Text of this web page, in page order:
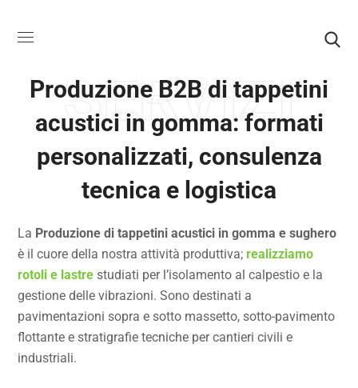
Produzione B2B di tappetini
acustici in gomma: formati
personalizzati, consulenza
tecnica e logistica
SERVIZI
La Produzione di tappetini acustici in gomma e sughero
è il cuore della nostra attività produttiva;realizziamo
rotoli e lastre studiati per l’isolamento al calpestio e la
gestione delle vibrazioni. Sono destinati a
pavimentazioni sopra e sotto massetto, sotto-pavimento
flottante e stratigrafie tecniche per cantieri civili e
industriali.